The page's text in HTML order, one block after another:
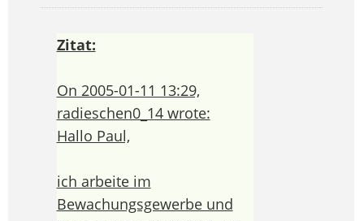
Zitat:
On 2005-01-11 13:29,
radieschen0_14 wrote:
Hallo Paul,
ich arbeite im
Bewachungsgewerbe und